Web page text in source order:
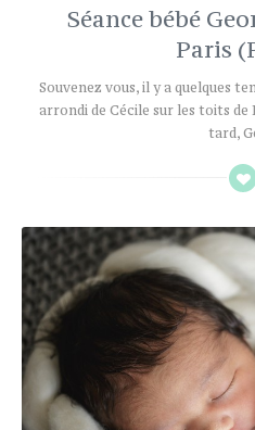
Séance bébé
Paris
Souvenez vous, il y a quelques
arrondi de Cécile sur les toits de
tard,